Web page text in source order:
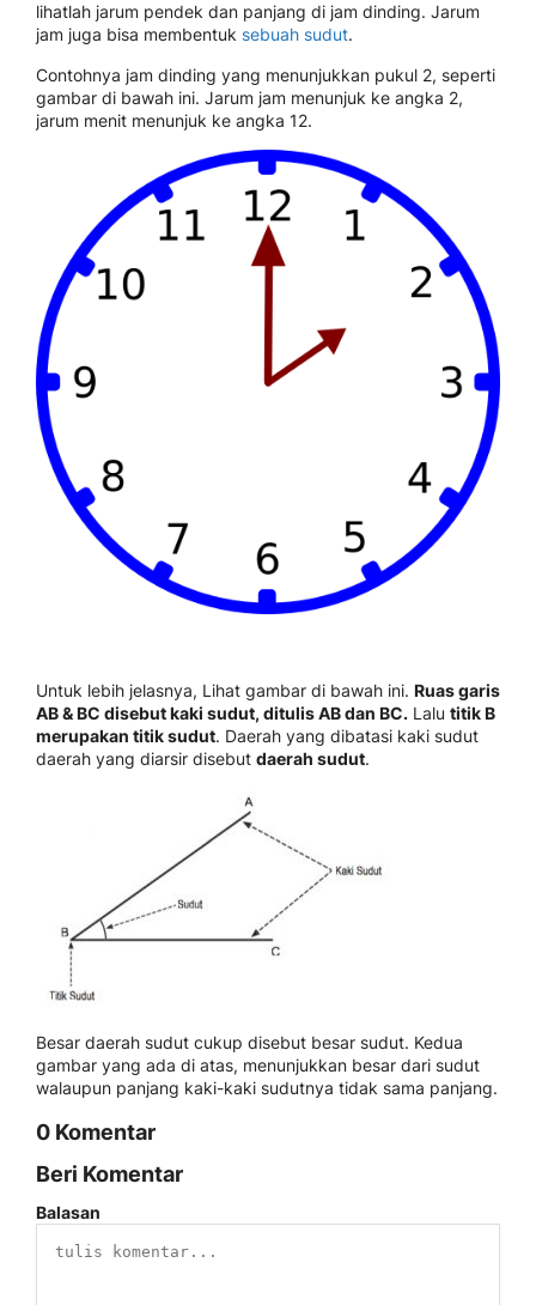
lihatlah jarum pendek dan panjang di jam dinding. Jarum
jam juga bisa membentuk sebuah sudut.
Contohnya jam dinding yang menunjukkan pukul 2, seperti
gambar di bawah ini. Jarum jam menunjuk ke angka 2,
jarum menit menunjuk ke angka 12.
Untuk lebih jelasnya, Lihat gambar di bawah ini. Ruas garis
AB & BC disebut kaki sudut, ditulis AB dan BC. Lalu titik B
merupakan titik sudut. Daerah yang dibatasi kaki sudut
daerah yang diarsir disebut daerah sudut.
Besar daerah sudut cukup disebut besar sudut. Kedua
gambar yang ada di atas, menunjukkan besar dari sudut
walaupun panjang kaki-kaki sudutnya tidak sama panjang.
0 Komentar
Beri Komentar
Balasan